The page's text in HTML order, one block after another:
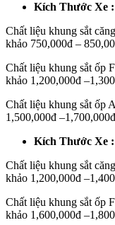
Kích Thước Xe :
Chất liệu khung sắt
khảo 750,000đ –
Chất liệu khung sắt ốp
khảo 1,200,000đ
Chất liệu khung sắt ốp
1,500,000đ
Kích Thước Xe :
Chất liệu khung sắt
khảo 1,200,000đ
Chất liệu khung sắt ốp
khảo 1,600,000đ